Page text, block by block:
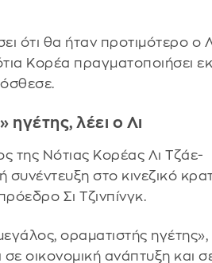
ότι θα ήταν προτιμότερο ο
Κορέα πραγματοποιήσει
ηγέτης, λέει ο Λι
της Νότιας Κορέας Λι Τζάε-
στο κινεζικό
Σι Τζινπίνγκ.
οραματιστής ηγέτης»,
οικονομική ανάπτυξη και